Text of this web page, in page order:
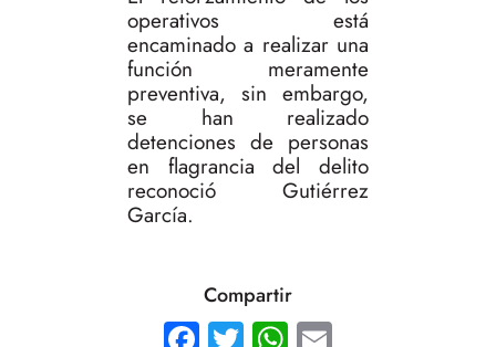
operativos está
encaminado a realizar una
función meramente
preventiva, sin embargo,
se han realizado
detenciones de personas
en flagrancia del delito
reconoció Gutiérrez
García.
Compartir